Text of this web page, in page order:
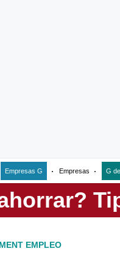
Empresas G Empresas G
EMPLEO